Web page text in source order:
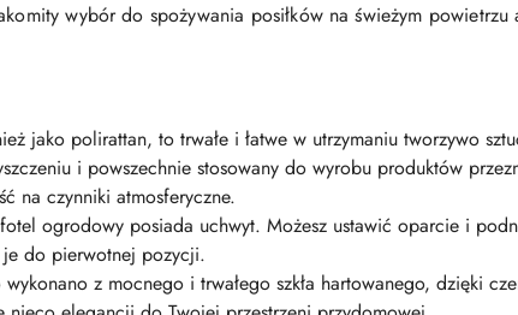
wybór do spożywania posiłków na świeżym
jako polirattan, to trwałe i łatwe w utrzymaniu tworzywo
i powszechnie stosowany do wyrobu produktów
na czynniki atmosferyczne.
ogrodowy posiada uchwyt. Możesz ustawić oparcie i
do pierwotnej pozycji.
z mocnego i trwałego szkła hartowanego, dzięki